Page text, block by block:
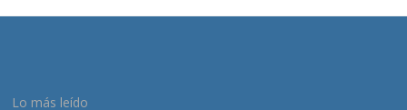
Lo más leído